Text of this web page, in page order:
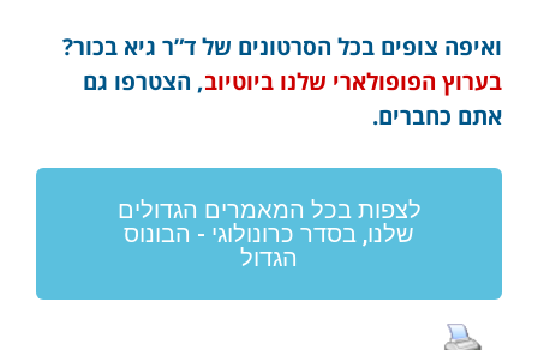
ואיפה צופים בכל הסרטונים של ד”ר גיא בכור?
בערוץ הפופולארי שלנו ביוטיוב, הצטרפו גם
אתם כחברים.
לצפות בכל המאמרים הגדולים
שלנו, בסדר כרונולוגי - הבונוס
הגדול